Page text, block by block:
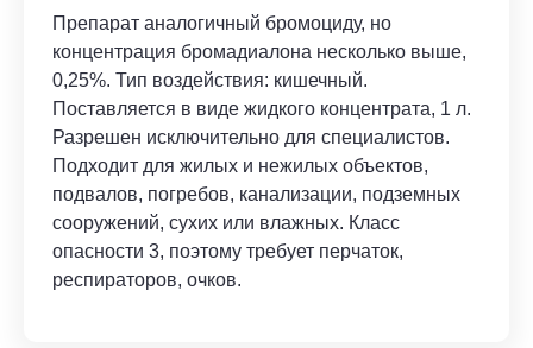
Препарат аналогичный бромоциду, но
концентрация бромадиалона несколько выше,
0,25%. Тип воздействия: кишечный.
Поставляется в виде жидкого концентрата, 1 л.
Разрешен исключительно для специалистов.
Подходит для жилых и нежилых объектов,
подвалов, погребов, канализации, подземных
сооружений, сухих или влажных. Класс
опасности 3, поэтому требует перчаток,
респираторов, очков.